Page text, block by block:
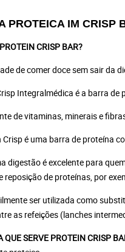
PROTEICA IM CRISP
CRISP BAR?
de comer doce sem sair da
Integralmédica é a barra
de vitaminas, minerais e
Crisp é uma barra de proteína
digestão é excelente para
reposição de proteínas, por
ser utilizada como
as refeições (lanches
QUE SERVE PROTEIN CRISP